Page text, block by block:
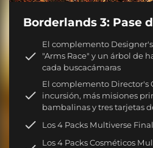
Borderlands 3: Pase
El complemento
"Arms Race" y un árbol de
cada buscacámaras
El complemento Director's
incursión, más misiones
bambalinas y tres tarjetas
Los 4 Packs Multiverse
Los 4 Packs Cosméticos